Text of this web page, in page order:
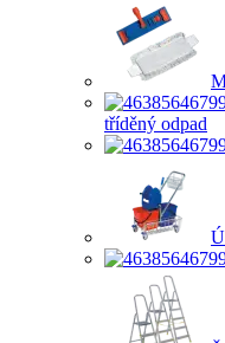
tříděný odpad